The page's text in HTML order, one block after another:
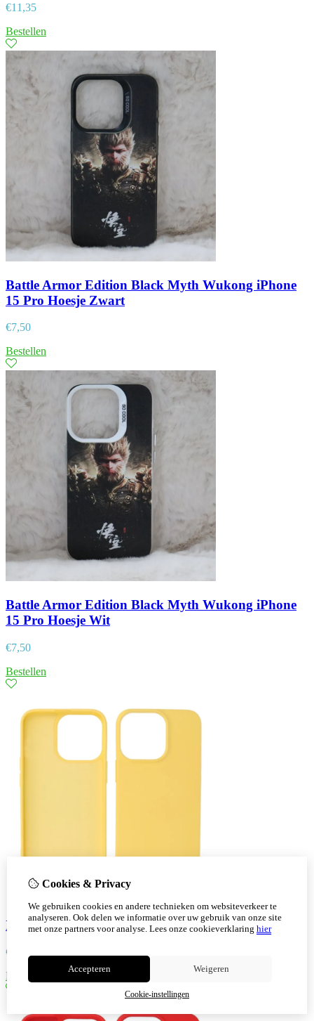
€11,35
Bestellen
Battle Armor Edition Black Myth Wukong iPhone
15 Pro Hoesje Zwart
€7,50
Bestellen
Battle Armor Edition Black Myth Wukong iPhone
15 Pro Hoesje Wit
€7,50
Bestellen
Iphone 15 Pro TPU Hoesje Back Cover Kleur Geel
€
Bestellen
Cookies & Privacy
We gebruiken cookies en andere technieken om websiteverkeer te
analyseren. Ook delen we informatie over uw gebruik van onze site
met onze partners voor analyse. Lees onze cookieverklaring hier
Accepteren Weigeren
Cookie-instellingen